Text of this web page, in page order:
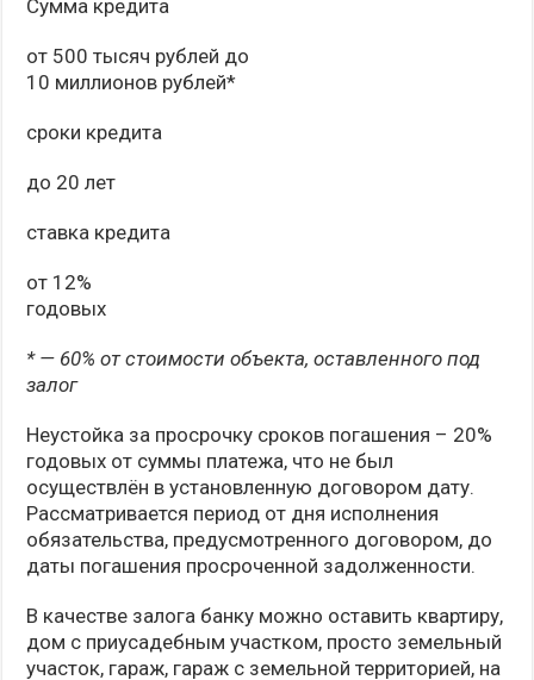
Сумма кредита
от 500 тысяч рублей до
10 миллионов рублей*
сроки кредита
до 20 лет
ставка кредита
от 12%
годовых
* — 60% от стоимости объекта, оставленного под
залог
Неустойка за просрочку сроков погашения – 20%
годовых от суммы платежа, что не был
осуществлён в установленную договором дату.
Рассматривается период от дня исполнения
обязательства, предусмотренного договором, до
даты погашения просроченной задолженности.
В качестве залога банку можно оставить квартиру,
дом с приусадебным участком, просто земельный
участок, гараж, гараж с земельной территорией, на